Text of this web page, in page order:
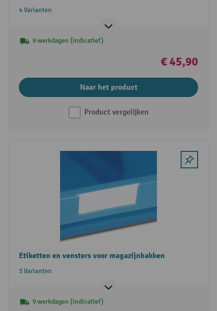
4 Varianten
9 werkdagen (indicatief)
€ 45,90
Naar het product
Product vergelijken
Etiketten en vensters voor magazijnbakken
3 Varianten
9 werkdagen (indicatief)